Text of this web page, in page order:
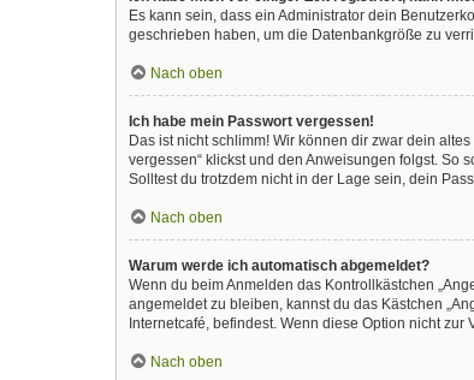
Es kann sein, dass ein Administrator dein
geschrieben haben, um die Datenbankgröße zu
Nach oben
Ich habe mein Passwort vergessen!
Das ist nicht schlimm! Wir können dir zwar dein
vergessen“ klickst und den Anweisungen folgst. So
Solltest du trotzdem nicht in der Lage sein, dein
Nach oben
Warum werde ich automatisch abgemeldet?
Wenn du beim Anmelden das Kontrollkästchen
angemeldet zu bleiben, kannst du das Kästchen
Internetcafé, befindest. Wenn diese Option nicht
Nach oben